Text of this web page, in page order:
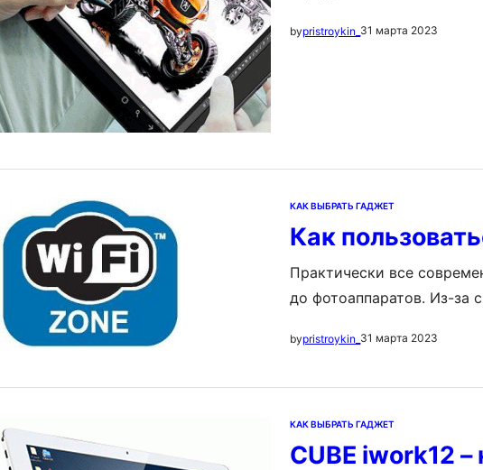
использовать острые
bypristroykin_ 31 марта 2023
КАК ВЫБРАТЬ ГАДЖЕТ
Как
Практически все
до фотоаппаратов. Из-за
одного современного
bypristroykin_ 31 марта 2023
КАК ВЫБРАТЬ ГАДЖЕТ
CUBE iwork12